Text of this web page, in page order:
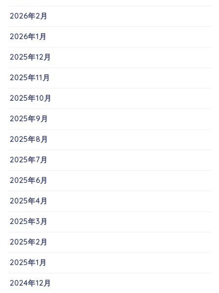
2026年2月
2026年1月
2025年12月
2025年11月
2025年10月
2025年9月
2025年8月
2025年7月
2025年6月
2025年4月
2025年3月
2025年2月
2025年1月
2024年12月